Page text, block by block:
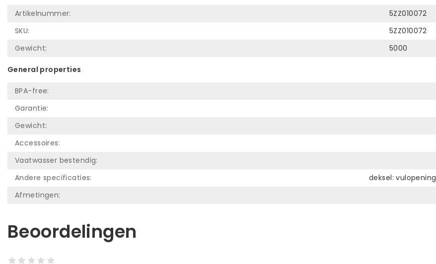
Artikelnummer:
5ZZ010072
SKU:
5ZZ010072
Gewicht:
5000
General properties
BPA-free:
Garantie:
Gewicht:
Accessoires:
Vaatwasser bestendig:
Andere specificaties:
deksel: vulopening
Afmetingen:
Beoordelingen